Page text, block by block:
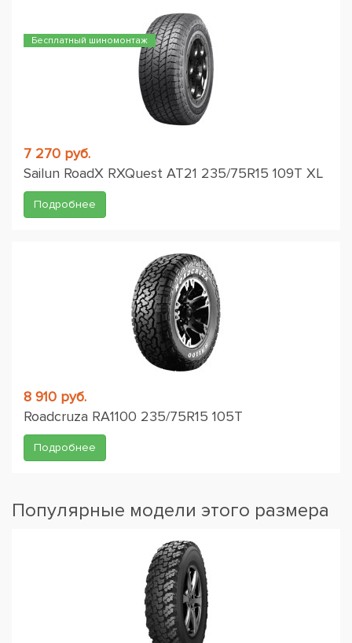
Бесплатный шиномонтаж
7 270 руб.
Sailun RoadX RXQuest AT21 235/75R15 109T XL
Подробнее
8 910 руб.
Roadcruza RA1100 235/75R15 105T
Подробнее
Популярные модели этого размера